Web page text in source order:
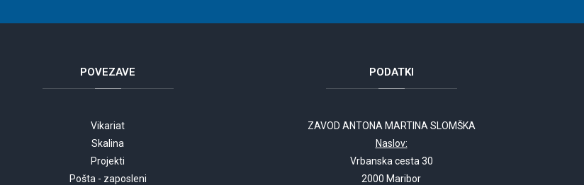
POVEZAVE
Vikariat
Skalina
Projekti
Pošta - zaposleni
PODATKI
ZAVOD ANTONA MARTINA SLOMŠKA
Naslov:
Vrbanska cesta 30
2000 Maribor